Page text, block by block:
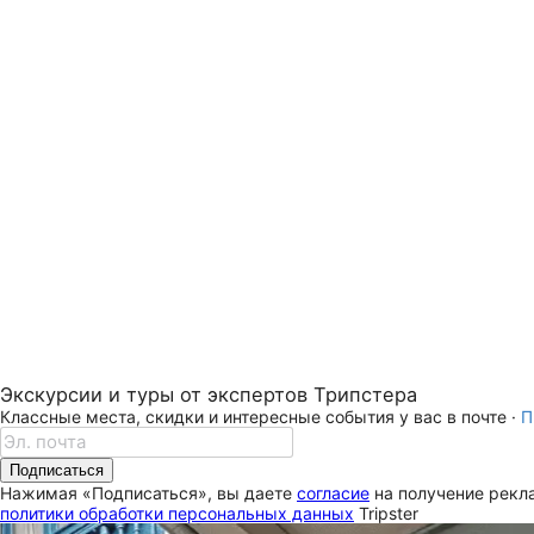
Экскурсии и туры от экспертов Трипстера
Классные места, скидки и интересные события у вас в почте ·
Подписаться
Нажимая «Подписаться», вы даете согласие на получение
политики обработки персональных данных Tripster